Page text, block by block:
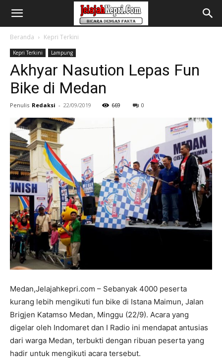
Beranda Kepri Terkini
Kepri Terkini Lampung
Akhyar Nasution Lepas Fun
Bike di Medan
Penulis Redaksi - 22/09/2019 669 0
Medan,Jelajahkepri.com – Sebanyak 4000 peserta
kurang lebih mengikuti fun bike di Istana Maimun, Jalan
Brigjen Katamso Medan, Minggu (22/9). Acara yang
digelar oleh Indomaret dan I Radio ini mendapat antusias
dari warga Medan, terbukti dengan ribuan peserta yang
hadir untuk mengikuti acara tersebut.